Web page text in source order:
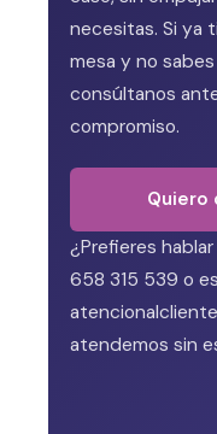
necesitas. Si ya
mesa y no
consúltanos
compromiso.
Quiero
¿Prefieres
658 315 539 o
atendemos sin